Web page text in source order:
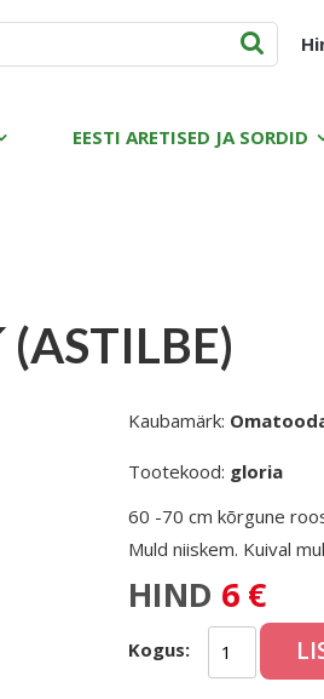
EESTI ARETISED JA SORDID
(ASTILBE)
Kaubamärk:
Tootekood: gloria
60 -70 cm kõrgune
Muld niiskem. Kuival
HIND 6 €
Kogus: